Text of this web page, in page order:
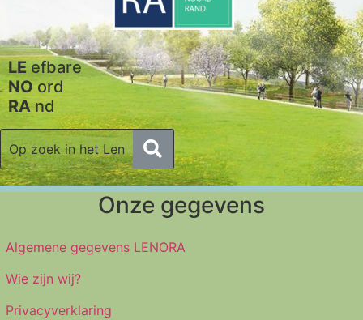
LEefbare
NOord
RAnd
Onze gegevens
Algemene gegevens LENORA
Wie zijn wij?
Privacyverklaring